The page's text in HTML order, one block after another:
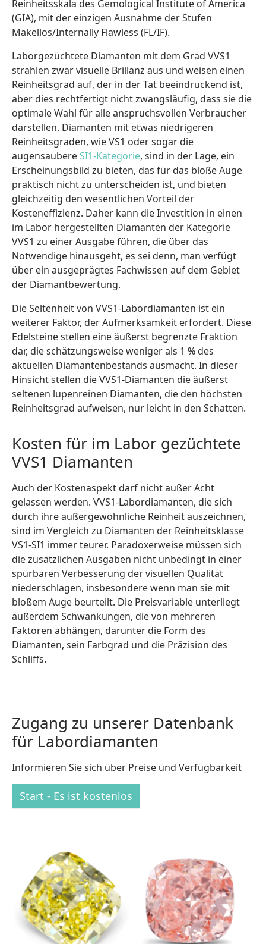
Reinheitsskala des Gemological Institute of America
(GIA), mit der einzigen Ausnahme der Stufen
Makellos/Internally Flawless (FL/IF).
Laborgezüchtete Diamanten mit dem Grad VVS1
strahlen zwar visuelle Brillanz aus und weisen einen
Reinheitsgrad auf, der in der Tat beeindruckend ist,
aber dies rechtfertigt nicht zwangsläufig, dass sie die
optimale Wahl für alle anspruchsvollen Verbraucher
darstellen. Diamanten mit etwas niedrigeren
Reinheitsgraden, wie VS1 oder sogar die
augensaubereSI1-Kategorie, sind in der Lage, ein
Erscheinungsbild zu bieten, das für das bloße Auge
praktisch nicht zu unterscheiden ist, und bieten
gleichzeitig den wesentlichen Vorteil der
Kosteneffizienz. Daher kann die Investition in einen
im Labor hergestellten Diamanten der Kategorie
VVS1 zu einer Ausgabe führen, die über das
Notwendige hinausgeht, es sei denn, man verfügt
über ein ausgeprägtes Fachwissen auf dem Gebiet
der Diamantbewertung.
Die Seltenheit von VVS1-Labordiamanten ist ein
weiterer Faktor, der Aufmerksamkeit erfordert. Diese
Edelsteine stellen eine äußerst begrenzte Fraktion
dar, die schätzungsweise weniger als 1 % des
aktuellen Diamantenbestands ausmacht. In dieser
Hinsicht stellen die VVS1-Diamanten die äußerst
seltenen lupenreinen Diamanten, die den höchsten
Reinheitsgrad aufweisen, nur leicht in den Schatten.
Kosten für im Labor gezüchtete
VVS1 Diamanten
Auch der Kostenaspekt darf nicht außer Acht
gelassen werden. VVS1-Labordiamanten, die sich
durch ihre außergewöhnliche Reinheit auszeichnen,
sind im Vergleich zu Diamanten der Reinheitsklasse
VS1-SI1 immer teurer. Paradoxerweise müssen sich
die zusätzlichen Ausgaben nicht unbedingt in einer
spürbaren Verbesserung der visuellen Qualität
niederschlagen, insbesondere wenn man sie mit
bloßem Auge beurteilt. Die Preisvariable unterliegt
außerdem Schwankungen, die von mehreren
Faktoren abhängen, darunter die Form des
Diamanten, sein Farbgrad und die Präzision des
Schliffs.
Zugang zu unserer Datenbank
für Labordiamanten
Informieren Sie sich über Preise und Verfügbarkeit
Start - Es ist kostenlos